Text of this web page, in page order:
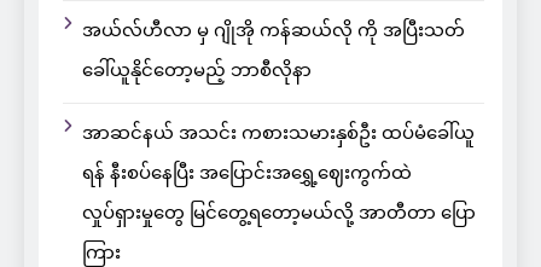
အယ်လ်ဟီလာ မှ ဂျိုအို ကန်ဆယ်လို ကို အပြီးသတ်
ခေါ်ယူနိုင်တော့မည့် ဘာစီလိုနာ
အာဆင်နယ် အသင်း ကစားသမားနှစ်ဦး ထပ်မံခေါ်ယူ
ရန် နီးစပ်နေပြီး အပြောင်းအရွှေ့ဈေးကွက်ထဲ
လှုပ်ရှားမှုတွေ မြင်တွေ့ရတော့မယ်လို့ အာတီတာ ပြော
ကြား